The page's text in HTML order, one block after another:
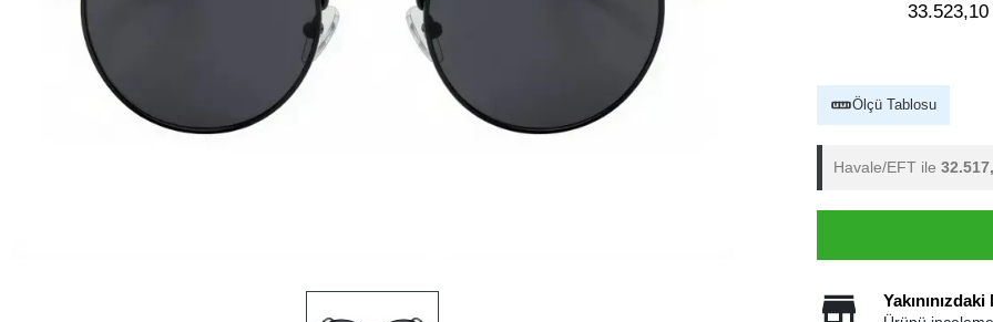
33.523,10
Ölçü Tablosu
Havale/EFT ile